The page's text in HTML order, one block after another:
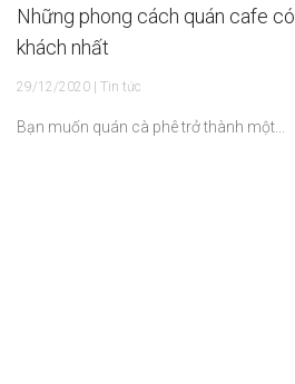
Những phong cách quán cafe
khách nhất
29/12/2020 | Tin tức
Bạn muốn quán cà phê trở thành một...